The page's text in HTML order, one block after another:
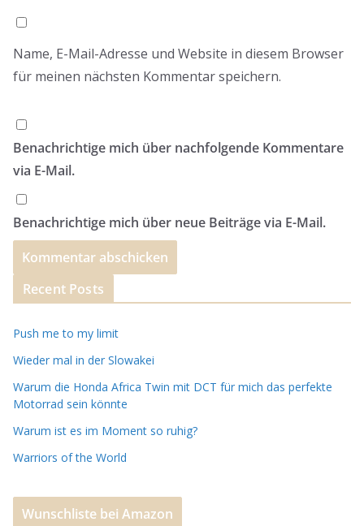
Name, E-Mail-Adresse und Website in diesem Browser
für meinen nächsten Kommentar speichern.
Benachrichtige mich über nachfolgende Kommentare
via E-Mail.
Benachrichtige mich über neue Beiträge via E-Mail.
Recent Posts
Push me to my limit
Wieder mal in der Slowakei
Warum die Honda Africa Twin mit DCT für mich das perfekte
Motorrad sein könnte
Warum ist es im Moment so ruhig?
Warriors of the World
Wunschliste bei Amazon